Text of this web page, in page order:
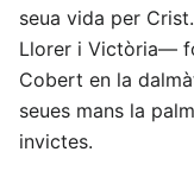
seua vida per
Llorer i Victòria—
Cobert en la
seues mans la
invictes.